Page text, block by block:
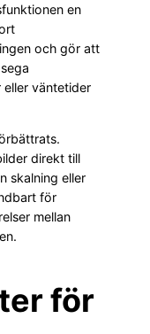
en
och gör att
eller väntetider
direkt till
skalning eller
för
mellan
för